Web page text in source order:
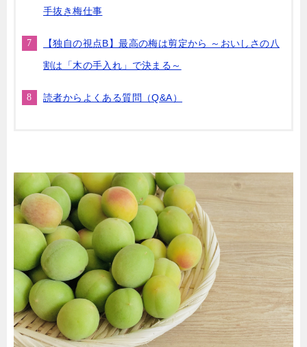
手抜き梅仕事
【独自の視点B】最高の梅は剪定から ～おいしさの八
割は「木の手入れ」で決まる～
読者からよくある質問（Q&A）